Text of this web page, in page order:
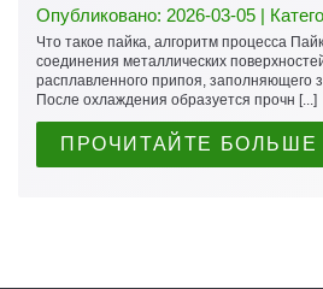
Опубликовано: 2026-03-05 |
Что такое пайка, алгоритм процесса
соединения металлических
расплавленного припоя, заполняющего
После охлаждения образуется прочн [...]
ПРОЧИТАЙТЕ БОЛЬШЕ